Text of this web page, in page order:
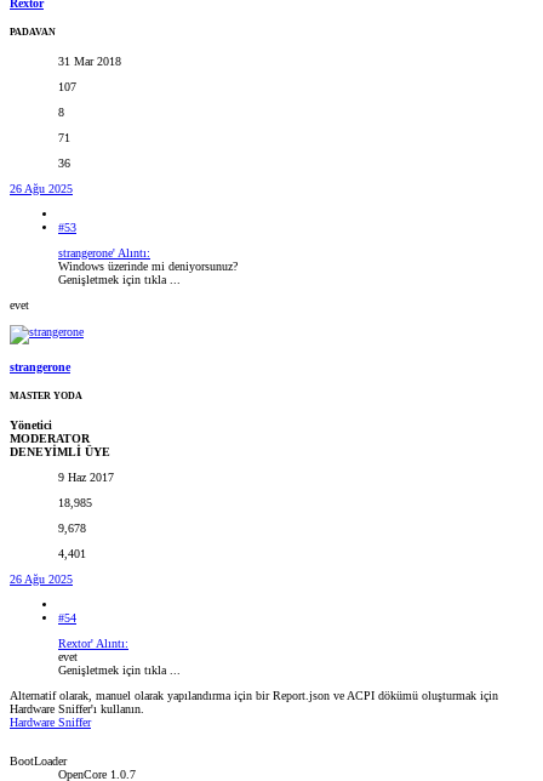
Rextor
PADAVAN
31 Mar 2018
107
8
71
36
26 Ağu 2025
#53
strangerone' Alıntı:
Windows üzerinde mi deniyorsunuz?
Genişletmek için tıkla ...
evet
strangerone
MASTER YODA
Yönetici
MODERATOR
DENEYİMLİ ÜYE
9 Haz 2017
18,985
9,678
4,401
26 Ağu 2025
#54
Rextor' Alıntı:
evet
Genişletmek için tıkla ...
Alternatif olarak, manuel olarak yapılandırma için bir Report.json ve ACPI dökümü oluşturmak için
Hardware Sniffer'ı kullanın.
Hardware Sniffer
BootLoader
OpenCore 1.0.7